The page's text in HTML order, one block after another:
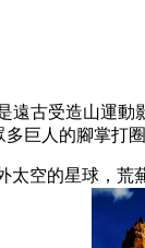
古受造山運動
巨人的腳掌打圈
空的星球，